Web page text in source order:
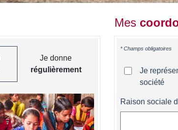
Je donne
régulièrement
Mes
* Champs obligatoires
Je
société
Raison sociale